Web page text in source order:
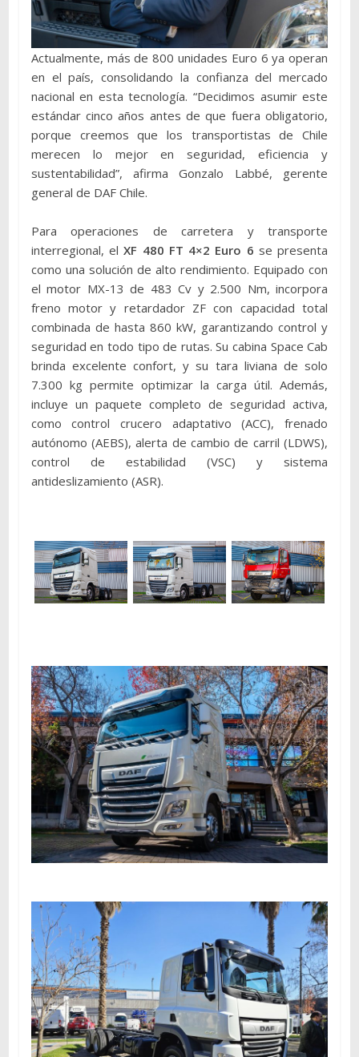
Actualmente, más de 800 unidades Euro 6 ya operan
en el país, consolidando la confianza del mercado
nacional en esta tecnología. “Decidimos asumir este
estándar cinco años antes de que fuera obligatorio,
porque creemos que los transportistas de Chile
merecen lo mejor en seguridad, eficiencia y
sustentabilidad”, afirma Gonzalo Labbé, gerente
general de DAF Chile.
Para operaciones de carretera y transporte
interregional, elXF 480 FT 4×2 Euro 6 se presenta
como una solución de alto rendimiento. Equipado con
el motor MX-13 de 483 Cv y 2.500 Nm, incorpora
freno motor y retardador ZF con capacidad total
combinada de hasta 860 kW, garantizando control y
seguridad en todo tipo de rutas. Su cabina Space Cab
brinda excelente confort, y su tara liviana de solo
7.300 kg permite optimizar la carga útil. Además,
incluye un paquete completo de seguridad activa,
como control crucero adaptativo (ACC), frenado
autónomo (AEBS), alerta de cambio de carril (LDWS),
control de estabilidad (VSC) y sistema
antideslizamiento (ASR).